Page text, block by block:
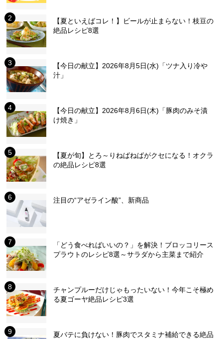
【夏といえばコレ！】ビールが止まらない！枝豆の
絶品レシピ8選
【今日の献立】2026年8月5日(水)「ツナ入り冷や
汁」
【今日の献立】2026年8月6日(木)「豚肉のみそ漬
け焼き」
【夏が旬】とろ～りねばねばがクセになる！オクラ
の絶品レシピ8選
注目の“アゼライン酸”、新商品
「どう食べればいいの？」を解決！ブロッコリース
プラウトのレシピ8選～サラダから主菜まで紹介
チャンプルーだけじゃもったいない！今年こそ極め
る夏ゴーヤ絶品レシピ3選
夏バテに負けない！豚肉でスタミナ補給できる絶品